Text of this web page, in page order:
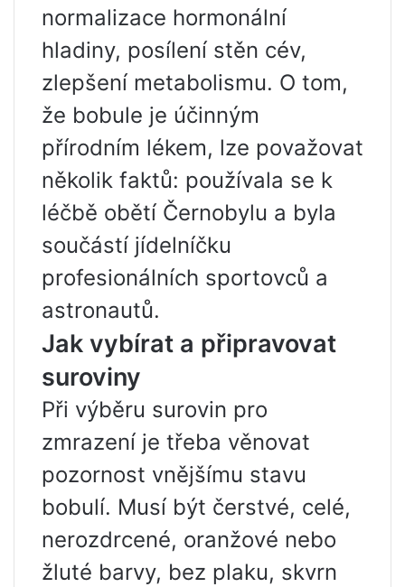
normalizace hormonální
hladiny, posílení stěn cév,
zlepšení metabolismu. O tom,
že bobule je účinným
přírodním lékem, lze považovat
několik faktů: používala se k
léčbě obětí Černobylu a byla
součástí jídelníčku
profesionálních sportovců a
astronautů.
Jak vybírat a připravovat
suroviny
Při výběru surovin pro
zmrazení je třeba věnovat
pozornost vnějšímu stavu
bobulí. Musí být čerstvé, celé,
nerozdrcené, oranžové nebo
žluté barvy, bez plaku, skvrn